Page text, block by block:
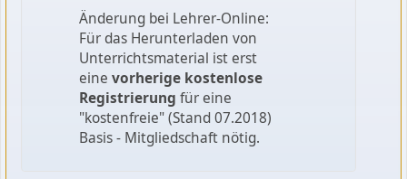
Änderung bei Lehrer-Online:
Für das Herunterladen von
Unterrichtsmaterial ist erst
eine vorherige kostenlose
Registrierung für eine
"kostenfreie" (Stand 07.2018)
Basis - Mitgliedschaft nötig.